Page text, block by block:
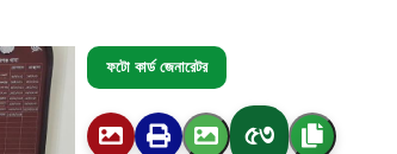
ফটো কার্ড জেনারেটর
৫৩